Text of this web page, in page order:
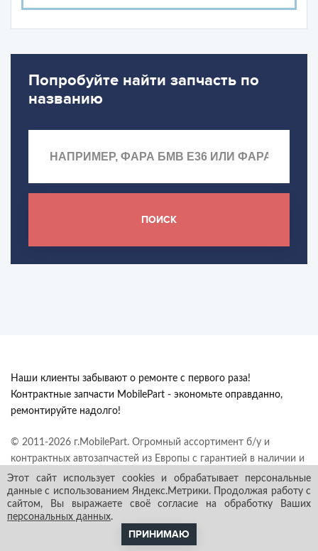
Попробуйте найти запчасть по
названию
ПОИСК
Наши клиенты забывают о ремонте с первого раза!
Контрактные запчасти MobilePart - экономьте оправданно,
ремонтируйте надолго!
© 2011-2026 г.MobilePart. Огромный ассортимент б/у и
контрактных автозапчастей из Европы с гарантией в наличии и
под заказ. Все права защищены.
Этот сайт использует cookies и обрабатывает персональные
данные с использованием Яндекс.Метрики. Продолжая работу с
сайтом, Вы выражаете своё согласие на обработку Ваших
персональных данных.
ПРИНИМАЮ